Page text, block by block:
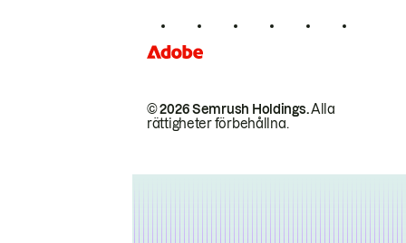
© 2026 Semrush Holdings.Alla
rättigheter förbehållna.